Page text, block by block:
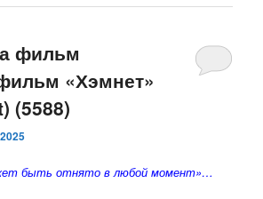
фильм
«Хэмнет»
(5588)
быть отнято в любой момент»…